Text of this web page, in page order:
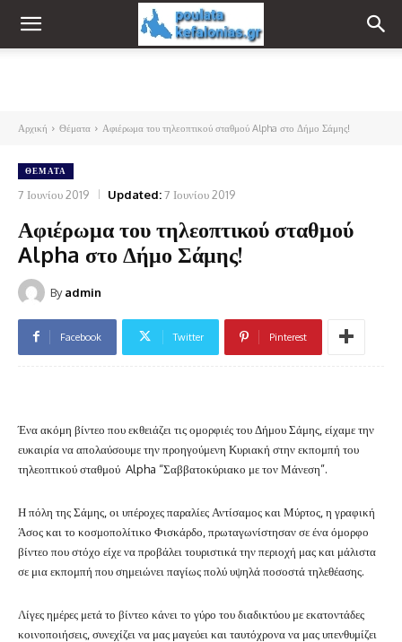
Αρχική Θέματα Αφιέρωμα του τηλεοπτικού σταθμού Alpha στο Δήμο Σάμης!
ΘΈΜΑΤΑ
7 Ιουνίου 2019 Updated:7 Ιουνίου 2019
Αφιέρωμα του τηλεοπτικού σταθμού
Alpha στο Δήμο Σάμης!
By admin
Facebook Twitter Pinterest
Ένα ακόμη βίντεο που εκθειάζει τις ομορφιές του Δήμου Σάμης, είχαμε την
ευκαιρία να απολαύσουμε την προηγούμενη Κυριακή στην εκπομπή του
τηλεοπτικού σταθμού Alpha “Σαββατοκύριακο με τον Μάνεση”.
Η πόλη της Σάμης, οι υπέροχες παραλίες Αντίσαμος και Μύρτος, η γραφική
Άσος και το κοσμοπολίτικο Φισκάρδο, πρωταγωνίστησαν σε ένα όμορφο
βίντεο που στόχο είχε να προβάλει τουριστικά την περιοχή μας και μάλιστα
σε μια εκπομπή που σημειώνει παγίως πολύ υψηλά ποσοστά τηλεθέασης.
Λίγες ημέρες μετά το βίντεο κάνει το γύρο του διαδικτύου με εκατοντάδες
κοινοποιήσεις, συνεχίζει να μας μαγεύει και ταυτόχρονα να μας υπενθυμίζει